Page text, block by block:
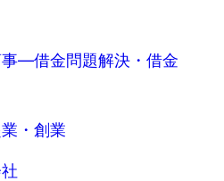
―借金問題解決・借金
・創業